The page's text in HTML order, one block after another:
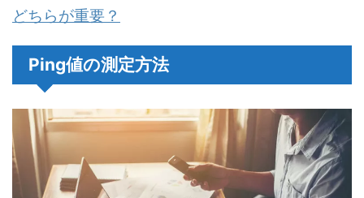
どちらが重要？
Ping値の測定方法